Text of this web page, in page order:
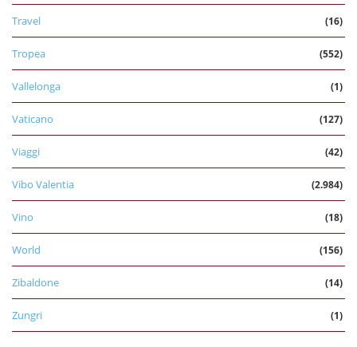
Travel (16)
Tropea (552)
Vallelonga (1)
Vaticano (127)
Viaggi (42)
Vibo Valentia (2.984)
Vino (18)
World (156)
Zibaldone (14)
Zungri (1)